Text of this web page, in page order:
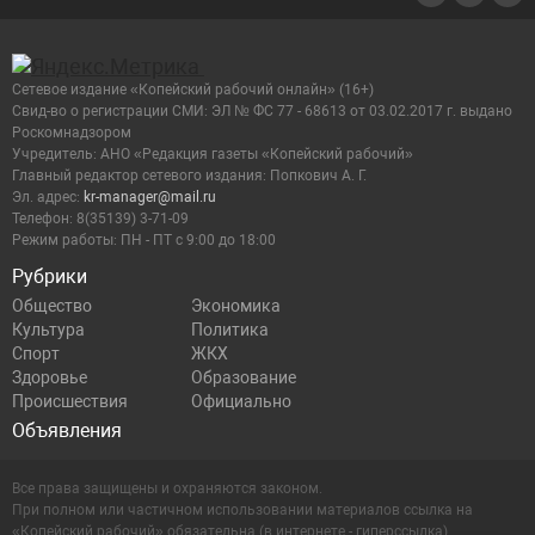
Рубрики
Общество
Экономика
Культура
Политика
Спорт
ЖКХ
Здоровье
Образование
Происшествия
Официально
Объявления
Сетевое издание «Копейский рабочий онлайн» (16+)
Cвид-во о регистрации СМИ: ЭЛ № ФС 77 - 68613 от 03.02.2017 г. выдано
Роскомнадзором
Учредитель: АНО «Редакция газеты «Копейский рабочий»
Главный редактор сетевого издания: Попкович А. Г.
Эл. адрес: kr-manager@mail.ru
Телефон: 8(35139) 3-71-09
Режим работы: ПН - ПТ с 9:00 до 18:00
Все права защищены и охраняются законом.
При полном или частичном использовании материалов ссылка на
«Копейский рабочий» обязательна (в интернете - гиперссылка).